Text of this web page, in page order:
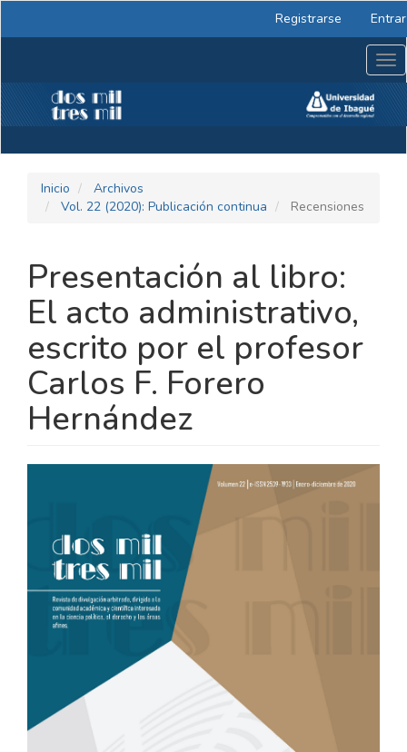
lateral
Registrarse Entrar
Inicio
Archivos
Vol. 22 (2020): Publicación continua
Recensiones
Presentación al libro:
El acto administrativo,
escrito por el profesor
Carlos F. Forero
Hernández
BARRA
ARTÍCULO